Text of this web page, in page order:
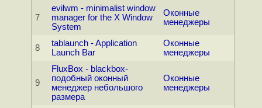
7
evilwm - minimalist window
manager for the X Window
System
Оконные
менеджеры
8
tablaunch - Application
Launch Bar
Оконные
менеджеры
9
FluxBox - blackbox-
подобный оконный
менеджер небольшого
размера
Оконные
менеджеры